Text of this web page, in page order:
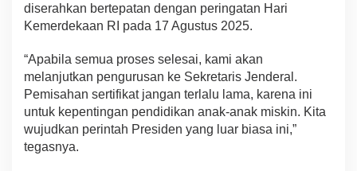
diserahkan bertepatan dengan peringatan Hari
Kemerdekaan RI pada 17 Agustus 2025.
“Apabila semua proses selesai, kami akan
melanjutkan pengurusan ke Sekretaris Jenderal.
Pemisahan sertifikat jangan terlalu lama, karena ini
untuk kepentingan pendidikan anak-anak miskin. Kita
wujudkan perintah Presiden yang luar biasa ini,”
tegasnya.